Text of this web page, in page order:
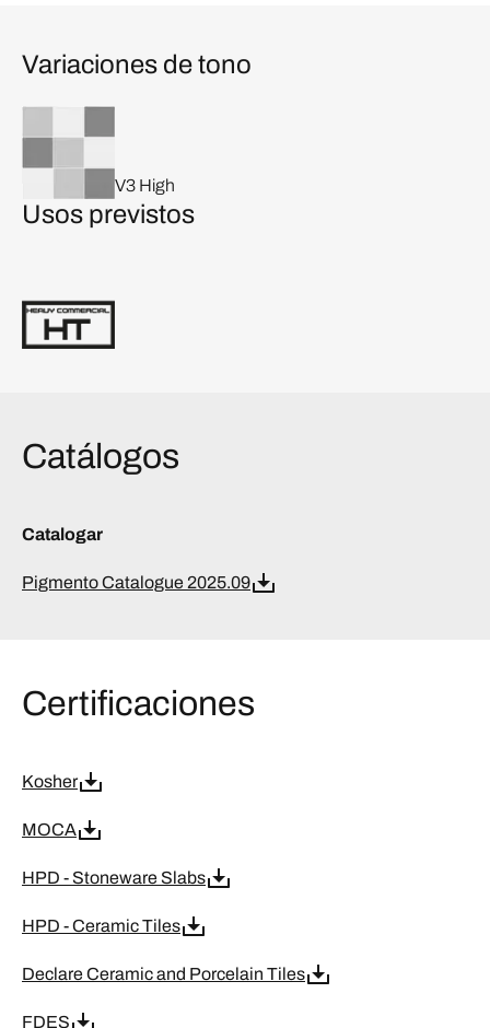
Variaciones de tono
V3 High
Usos previstos
Catálogos
Catalogar
Pigmento Catalogue 2025.09
Certificaciones
Kosher
MOCA
HPD - Stoneware Slabs
HPD - Ceramic Tiles
Declare Ceramic and Porcelain Tiles
FDES